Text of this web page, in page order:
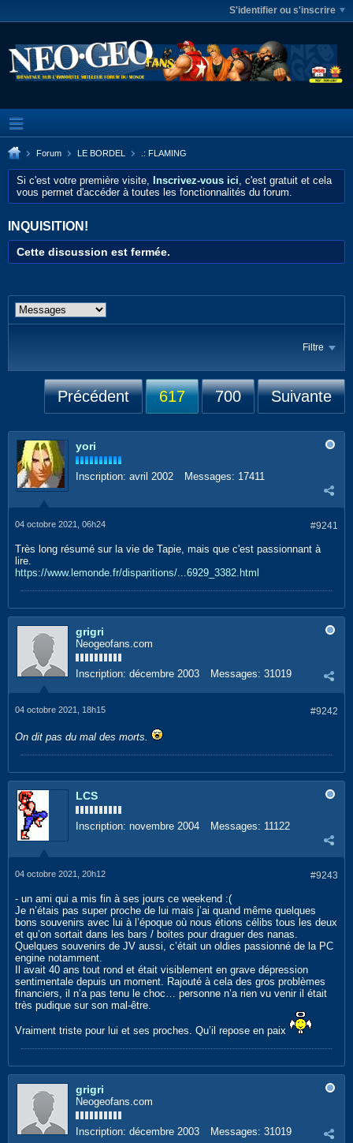
S'identifier ou s'inscrire
Forum LE BORDEL .: FLAMING
Si c'est votre première visite, Inscrivez-vous ici, c'est gratuit et cela
vous permet d'accéder à toutes les fonctionnalités du forum.
INQUISITION!
Cette discussion est fermée.
Filtre
Précédent 617 700 Suivante
yori
Inscription: avril 2002 Messages: 17411
#9241
04 octobre 2021, 06h24
Très long résumé sur la vie de Tapie, mais que c'est passionnant à
lire.
https://www.lemonde.fr/disparitions/...6929_3382.html
grigri
Neogeofans.com
Inscription: décembre 2003 Messages: 31019
#9242
04 octobre 2021, 18h15
On dit pas du mal des morts.
LCS
Inscription: novembre 2004 Messages: 11122
#9243
04 octobre 2021, 20h12
- un ami qui a mis fin à ses jours ce weekend :(
Je n’étais pas super proche de lui mais j’ai quand même quelques
bons souvenirs avec lui à l’époque où nous étions célibs tous les deux
et qu’on sortait dans les bars / boites pour draguer des nanas.
Quelques souvenirs de JV aussi, c’était un oldies passionné de la PC
engine notamment.
Il avait 40 ans tout rond et était visiblement en grave dépression
sentimentale depuis un moment. Rajouté à cela des gros problèmes
financiers, il n’a pas tenu le choc… personne n’a rien vu venir il était
très pudique sur son mal-être.
Vraiment triste pour lui et ses proches. Qu’il repose en paix
grigri
Neogeofans.com
Inscription: décembre 2003 Messages: 31019